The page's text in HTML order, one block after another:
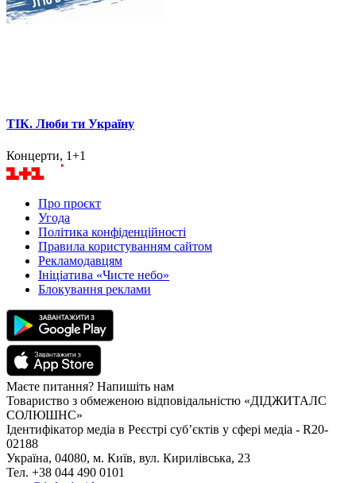
ТІК. Люби ти Україну
Концерти, 1+1
Про проєкт
Угода
Політика конфіденційності
Правила користуванням сайтом
Рекламодавцям
Ініціатива «Чисте небо»
Блокування реклами
Маєте питання? Напишіть нам
Товариство з обмеженою відповідальністю «ДІДЖИТАЛС
СОЛЮШНС»
Ідентифікатор медіа в Реєстрі суб’єктів у сфері медіа - R20-
02188
Україна, 04080, м. Київ, вул. Кирилівська, 23
Тел. +38 044 490 0101